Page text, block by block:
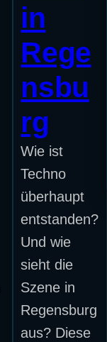
in
Rege
nsbu
rg
Wie ist
Techno
überhaupt
entstanden?
Und wie
sieht die
Szene in
Regensburg
aus? Diese